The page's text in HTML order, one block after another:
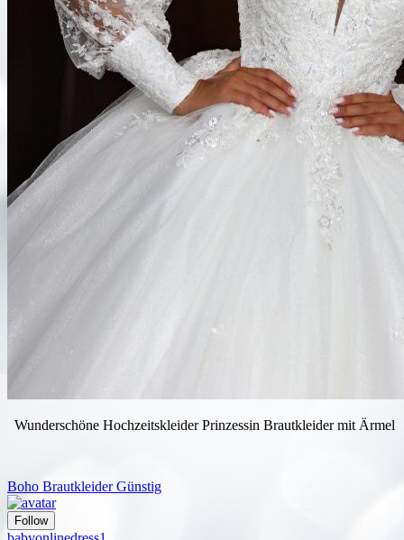
Wunderschöne Hochzeitskleider Prinzessin Brautkleider mit Ärmel
Boho Brautkleider Günstig
Follow